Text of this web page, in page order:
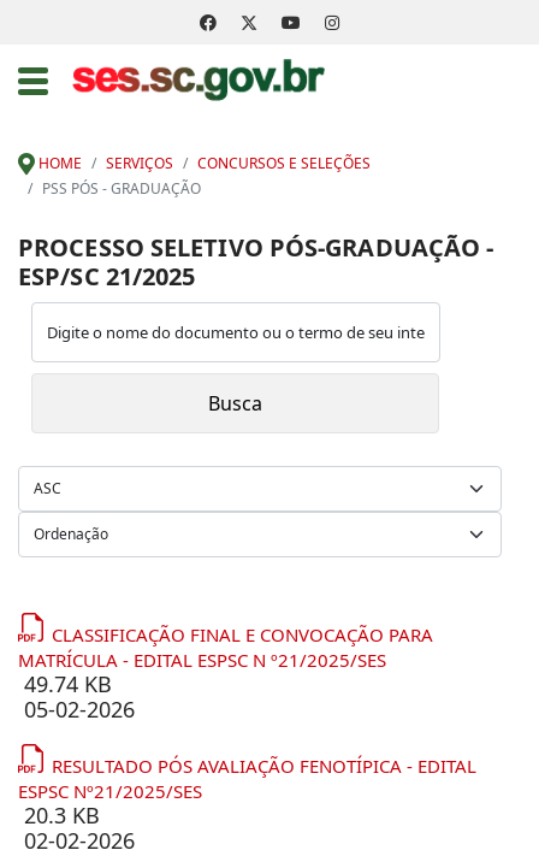
HOME SERVIÇOS
CONCURSOS E SELEÇÕES
PSS PÓS - GRADUAÇÃO
PROCESSO SELETIVO PÓS-GRADUAÇÃO -
ESP/SC 21/2025
CLASSIFICAÇÃO FINAL E CONVOCAÇÃO PARA
MATRÍCULA - EDITAL ESPSC N º21/2025/SES
49.74 KB
05-02-2026
RESULTADO PÓS AVALIAÇÃO FENOTÍPICA - EDITAL
ESPSC Nº21/2025/SES
20.3 KB
02-02-2026